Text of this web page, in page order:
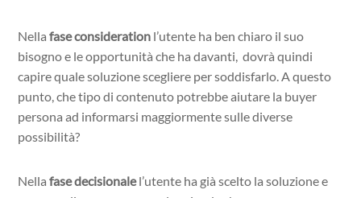
Nellafase consideration l’utente ha ben chiaro il suo
bisogno e le opportunità che ha davanti, dovrà quindi
capire quale soluzione scegliere per soddisfarlo. A questo
punto, che tipo di contenuto potrebbe aiutare la buyer
persona ad informarsi maggiormente sulle diverse
possibilità?
Nellafasedecisionalel’utente ha già scelto la soluzione e